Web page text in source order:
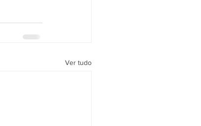
Ver tudo